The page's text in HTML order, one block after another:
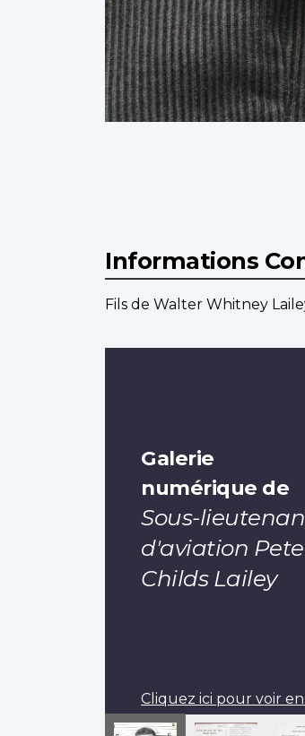
Informations
Fils de Walter Whitney
Galerie
numérique de
Sous-
d'aviation
Childs Lailey
Cliquez ici pour voir